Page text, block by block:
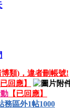
類)，違者刪帳號!
已回應】
【已回應】
務區外1帖1000